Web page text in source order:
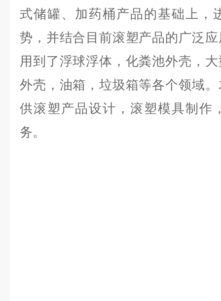
式储罐、加药桶产品的基础上，
势，并结合目前滚塑产品的广泛
用到了浮球浮体，化粪池外壳，
外壳，油箱，垃圾箱等各个领域
供滚塑产品设计，滚塑模具制作
务。